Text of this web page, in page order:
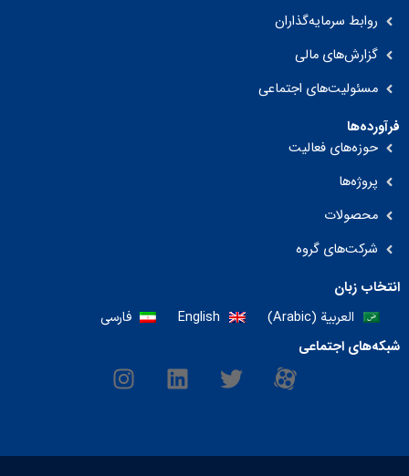
روابط سرمایه‌گذاران
گزارش‌های مالی
مسئولیت‌های اجتماعی
فرآورده‌ها
حوزه‌های فعالیت
پروژه‌ها
محصولات
شرکت‌های گروه
انتخاب زبان
العربية (
Arabic
)
English فارسی
شبکه‌های اجتماعی
M
-
o
T
w
t
L
i
e
I
n
a